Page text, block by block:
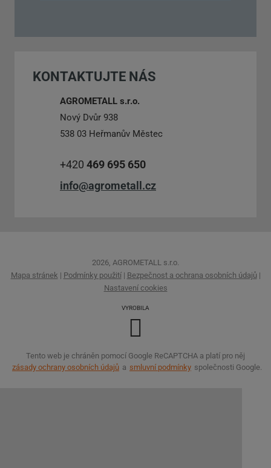
se
odeslat.
KONTAKTUJTE NÁS
AGROMETALL s.r.o.
Nový Dvůr 938
538 03 Heřmanův Městec
+420 469 695 650
info@agrometall.cz
2026, AGROMETALL s.r.o.
Mapa stránek | Podmínky použití | Bezpečnost a ochrana osobních údajů |
Nastavení cookies
VYROBILA
Tento web je chráněn pomocí Google ReCAPTCHA a platí pro něj
zásady ochrany osobních údajů a smluvní podmínky společnosti Google.